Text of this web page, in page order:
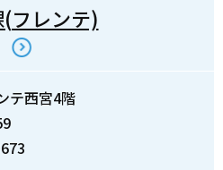
フレンテ)
テ西宮4階